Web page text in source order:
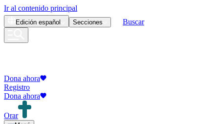
Ir al contenido principal
Edición español Secciones Buscar
Dona ahora
Registro
Dona ahora
Orar